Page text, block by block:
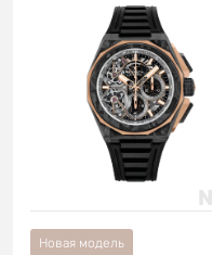
Новая модель